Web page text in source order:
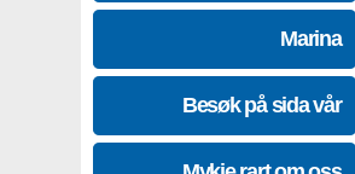
Marina
Besøk på sida vår